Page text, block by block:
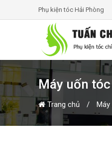
Phụ kiện tóc Hải Phòng
Máy uốn
Trang chủ